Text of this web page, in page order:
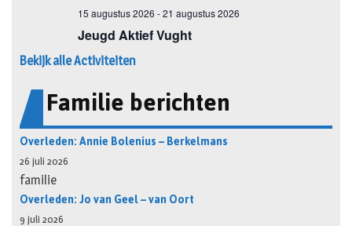
Bekijk alle Activiteiten
Familie berichten
Overleden: Annie Bolenius – Berkelmans
26 juli 2026
familie
Overleden: Jo van Geel – van Oort
9 juli 2026